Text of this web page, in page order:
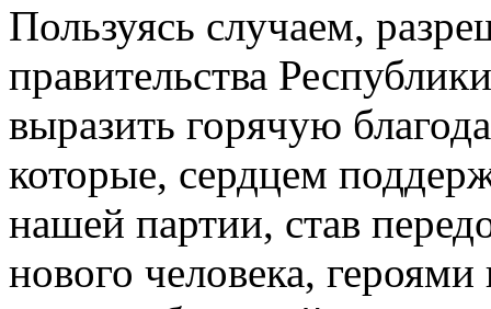
Пользуясь случаем,
правительства
выразить горячую
которые, сердцем
нашей партии, став
нового человека, героями